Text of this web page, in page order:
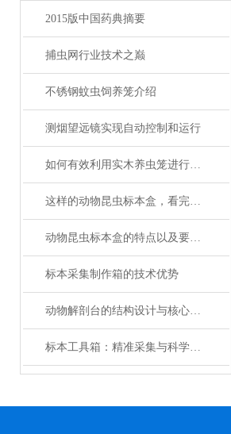
2015版中国药典摘要
捕虫网行业技术之巅
不锈钢蚊虫饲养笼介绍
测烟望远镜实现自动控制和运行
如何有效利用实木养虫笼进行昆虫饲养？
这样的动物昆虫标本盒，看完很难不心动
动物昆虫标本盒的特点以及要做的工作介绍
标本采集制作箱的技术优势
动物解剖台的结构设计与核心功能介绍
标本工具箱：精准采集与科学研究的专业保障